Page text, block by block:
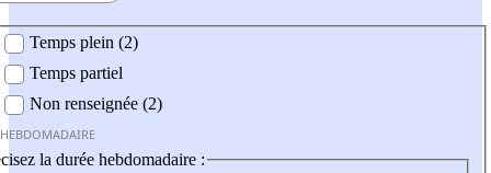
Temps plein (2)
Temps partiel
Non renseignée (2)
la durée hebdomadaire :